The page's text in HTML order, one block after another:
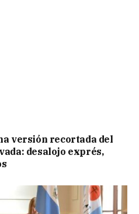
versión recortada del
desalojo exprés,